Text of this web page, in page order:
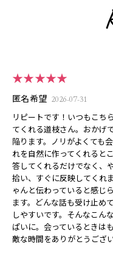
★★★★★
匿名希望 2026-07-31
リピートです！いつもこち
てくれる道枝さん。おかげ
陥ります。ノリがよくても
れを自然に作ってくれると
答してくれるだけでなく、
拾い、すぐに反映してくれ
ゃんと伝わっていると感じ
ます。どんな話も受け止め
しやすいです。そんなこん
ぱいに。会っているときは
敵な時間をありがとうござ